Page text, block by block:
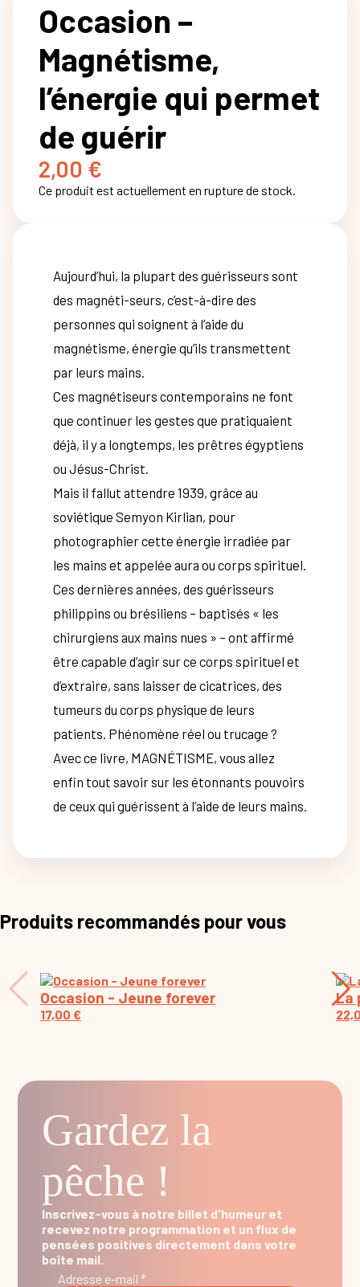
Occasion –
Magnétisme,
l’énergie qui permet
de guérir
2,00 €
Ce produit est actuellement en rupture de stock.
Aujourd’hui, la plupart des guérisseurs sont
des magnéti-seurs, c’est-à-dire des
personnes qui soignent à l’aide du
magnétisme, énergie qu’ils transmettent
par leurs mains.
Ces magnétiseurs contemporains ne font
que continuer les gestes que pratiquaient
déjà, il y a longtemps, les prêtres égyptiens
ou Jésus-Christ.
Mais il fallut attendre 1939, grâce au
soviétique Semyon Kirlian, pour
photographier cette énergie irradiée par
les mains et appelée aura ou corps spirituel.
Ces dernières années, des guérisseurs
philippins ou brésiliens – baptisés « les
chirurgiens aux mains nues » – ont affirmé
être capable d’agir sur ce corps spirituel et
d’extraire, sans laisser de cicatrices, des
tumeurs du corps physique de leurs
patients. Phénomène réel ou trucage ?
Avec ce livre, MAGNÉTISME, vous allez
enfin tout savoir sur les étonnants pouvoirs
de ceux qui guérissent à l’aide de leurs mains.
Produits recommandés pour vous
Occasion - Jeune forever
17,00 €
La
Gardez la
pêche !
Inscrivez-vous à notre billet d'humeur et
recevez notre programmation et un flux de
pensées positives directement dans votre
boîte mail.
Adresse e-mail *